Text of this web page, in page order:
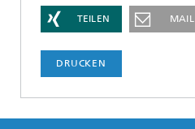
TEILEN MAIL
DRUCKEN